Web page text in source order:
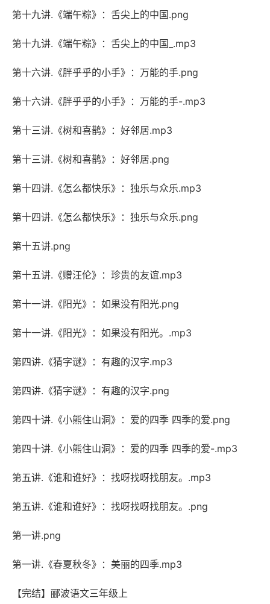
第十九讲.《端午粽》：舌尖上的中国.png
第十九讲.《端午粽》：舌尖上的中国_.mp3
第十六讲.《胖乎乎的小手》：万能的手.png
第十六讲.《胖乎乎的小手》：万能的手-.mp3
第十三讲.《树和喜鹊》：好邻居.mp3
第十三讲.《树和喜鹊》：好邻居.png
第十四讲.《怎么都快乐》：独乐与众乐.mp3
第十四讲.《怎么都快乐》：独乐与众乐.png
第十五讲.png
第十五讲.《赠汪伦》：珍贵的友谊.mp3
第十一讲.《阳光》：如果没有阳光.png
第十一讲.《阳光》：如果没有阳光。.mp3
第四讲.《猜字谜》：有趣的汉字.mp3
第四讲.《猜字谜》：有趣的汉字.png
第四十讲.《小熊住山洞》：爱的四季 四季的爱.png
第四十讲.《小熊住山洞》：爱的四季 四季的爱-.mp3
第五讲.《谁和谁好》：找呀找呀找朋友。.mp3
第五讲.《谁和谁好》：找呀找呀找朋友。.png
第一讲.png
第一讲.《春夏秋冬》：美丽的四季.mp3
【完结】郦波语文三年级上